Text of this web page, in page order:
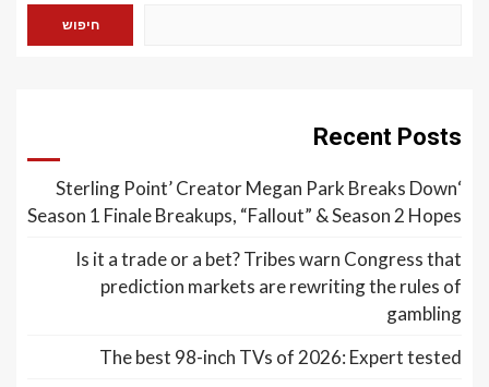
חיפוש
Recent Posts
‘Sterling Point’ Creator Megan Park Breaks Down
Season 1 Finale Breakups, “Fallout” & Season 2 Hopes
Is it a trade or a bet? Tribes warn Congress that
prediction markets are rewriting the rules of
gambling
The best 98-inch TVs of 2026: Expert tested